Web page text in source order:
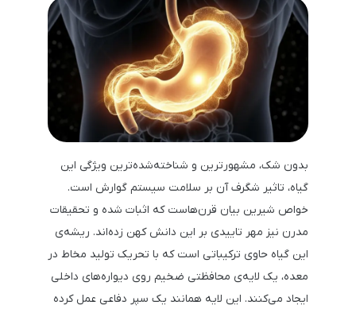
بدون شک، مشهورترین و شناخته‌شده‌ترین ویژگی این
گیاه، تاثیر شگرف آن بر سلامت سیستم گوارش است.
خواص شیرین بیان قرن‌هاست که اثبات شده و تحقیقات
مدرن نیز مهر تاییدی بر این دانش کهن زده‌اند. ریشه‌ی
این گیاه حاوی ترکیباتی است که با تحریک تولید مخاط در
معده، یک لایه‌ی محافظتی ضخیم روی دیواره‌های داخلی
ایجاد می‌کنند. این لایه همانند یک سپر دفاعی عمل کرده